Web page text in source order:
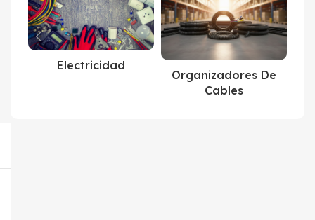
Electricidad
Organizadores De
Cables